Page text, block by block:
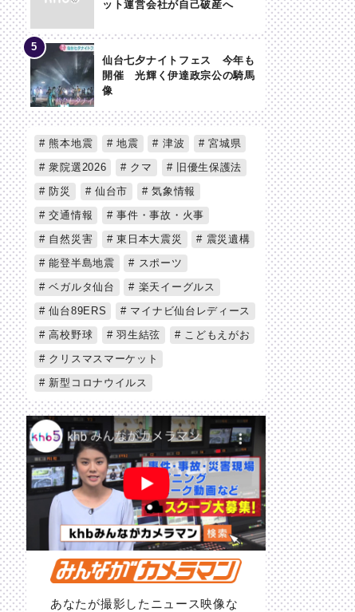
ット運営会社が自己破産へ
仙台七夕ナイトフェス 今年も
開催 光輝く伊達政宗公の騎馬
像
熊本地震 地震 津波
宮城県
衆院選2026
クマ
旧優生保護法
防災
仙台市
気象情報
交通情報
事件・事故・火事
自然災害
東日本大震災
震災遺構
能登半島地震
スポーツ
ベガルタ仙台
楽天イーグルス
仙台89ERS
マイナビ仙台レディース
高校野球
羽生結弦
こどもえがお
クリスマスマーケット
新型コロナウイルス
あなたが撮影したニュース映像な